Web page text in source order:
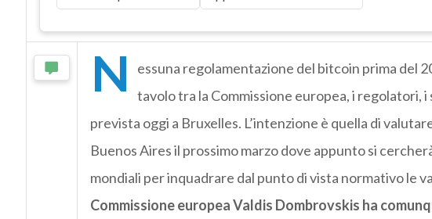
N
essuna regolamentazione del bitcoin prima del
tavolo tra la Commissione europea, i regolatori,
prevista oggi a Bruxelles. L’intenzione è quella di
Buenos Aires il prossimo marzo dove appunto si
mondiali per inquadrare dal punto di vista normativo le
Commissione europea Valdis Dombrovskis ha